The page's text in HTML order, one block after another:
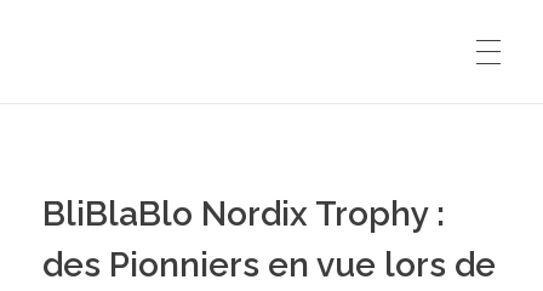
BliBlaBlo Nordix Trophy :
des Pionniers en vue lors de